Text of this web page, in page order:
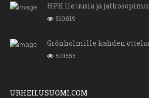
HPK:lle uusia ja
510819
Grönholmille kahden
510555
URHEILUSUOMI.COM